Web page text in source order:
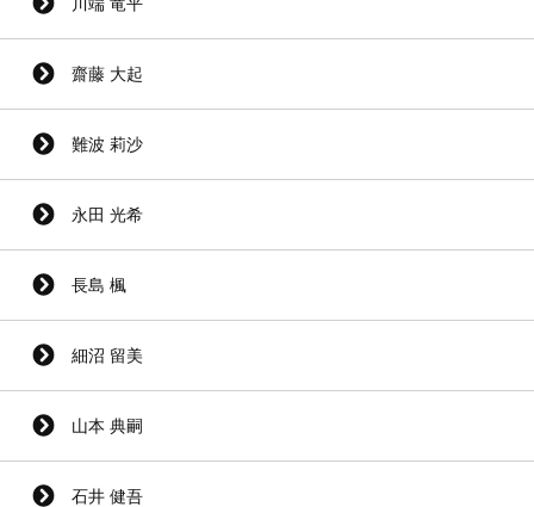
齋藤 大起
難波 莉沙
永田 光希
長島 楓
細沼 留美
山本 典嗣
石井 健吾